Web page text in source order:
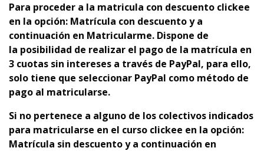
Para proceder a la matricula con descuento clickee
en la opción: Matrícula con descuento y a
continuación en Matricularme. Dispone de
la posibilidad de realizar el pago de la matrícula en
3 cuotas sin intereses a través de PayPal, para ello,
solo tiene que seleccionar PayPal como método de
pago al matricularse.
Si no pertenece a alguno de los colectivos indicados
para matricularse en el curso clickee en la opción:
Matrícula sin descuento y a continuación en